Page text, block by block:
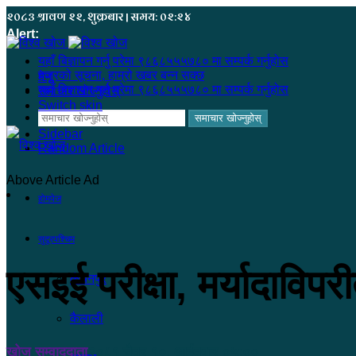
२०८३ श्रावण २२, शुक्रबार | समय: ०२:२४
Alert:
यहाँ बिज्ञापन गर्नु परेमा ९८६८५५५७८० मा सम्पर्क गर्नुहोस
हजुरको सूचना, हाम्रो खबर बन्न सक्छ
यहाँ बिज्ञापन गर्नु परेमा ९८६८५५५७८० मा सम्पर्क गर्नुहोस
समाचार खोज्नुहोस्
Sidebar
Random Article
मेनू
समाचार खोज्नुहोस्
Switch skin
होमपेज
सुदूरपश्चिम
कंचनपुर
कैलाली
Above Article Ad
एसइई परीक्षा,
खोज सम्वाददाता२०८१ चैत्र १०, आईतवार ०५:००